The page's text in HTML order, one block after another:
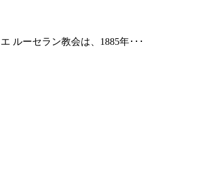
ルーセラン教会は、1885年･･･